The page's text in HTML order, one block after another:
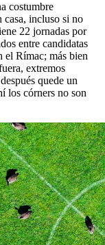
costumbre
casa, incluso si no
22 jornadas por
entre candidatas
el Rímac; más bien
extremos
quede un
los córners no son